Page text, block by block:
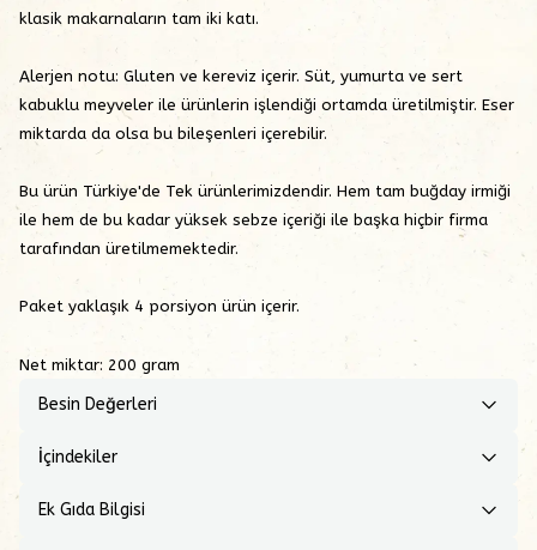
klasik makarnaların tam iki katı.
Alerjen notu: Gluten ve kereviz içerir. Süt, yumurta ve sert
kabuklu meyveler ile ürünlerin işlendiği ortamda üretilmiştir. Eser
miktarda da olsa bu bileşenleri içerebilir.
Bu ürün Türkiye'de Tek ürünlerimizdendir. Hem tam buğday irmiği
ile hem de bu kadar yüksek sebze içeriği ile başka hiçbir firma
tarafından üretilmemektedir.
Paket yaklaşık 4 porsiyon ürün içerir.
Net miktar: 200 gram
Besin Değerleri
İçindekiler
Ek Gıda Bilgisi